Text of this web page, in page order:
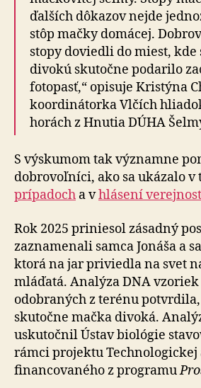
ďalších dôkazov nejde
stôp mačky domácej.
stopy doviedli do miest, kde
divokú skutočne podarilo
fotopasť,“ opisuje Kristýna
koordinátorka Vlčích
horách z Hnutia DÚHA
S výskumom tak významne
dobrovoľníci, ako sa ukázalo v
prípadoch a vhlásení
Rok 2025 priniesol zásadný
zaznamenali samca Jonáša a
ktorá na jar priviedla na svet
mláďatá. Analýza DNA
odobraných z terénu potvrdila,
skutočne mačka divoká.
uskutočnil Ústav biológie
rámci projektu Technologickej
financovaného z programu